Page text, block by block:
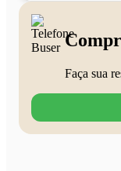
Faça sua